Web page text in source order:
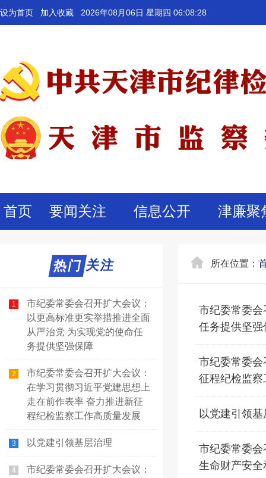
设为首页 加入收藏 2026年08月06日 星期四 06:08:28
首页 要闻关注 信息公开 津廉聚
热门关注
热门
1
市纪委常委会召开扩大会议：
以更高标准更实举措推进全面
从严治党 为实现党的使命任
务提供坚强保障
2
市纪委常委会召开扩大会议：
在学习贯彻习近平党建思想上
走在前作表率 奋力推进新征
程纪检监察工作高质量发展
3 以党建引领基层治理
4
市纪委常委会召开扩大会议：
所在位置：
市纪委常委
任务提供坚强
市纪委常委
征程纪检监
以党建引领
市纪委常委会
生命财产安